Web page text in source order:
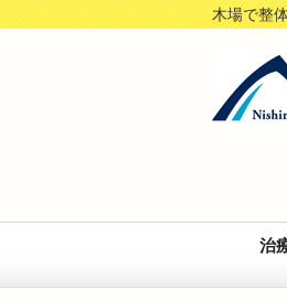
木場で整
治